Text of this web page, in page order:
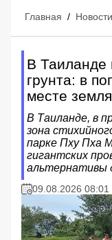
Главная / Новости
В Таиланде
грунта: в
месте
В Таиланде, в
зона
парке Пху Пха
гигантских
альтернативы
09.08.2026 08:01